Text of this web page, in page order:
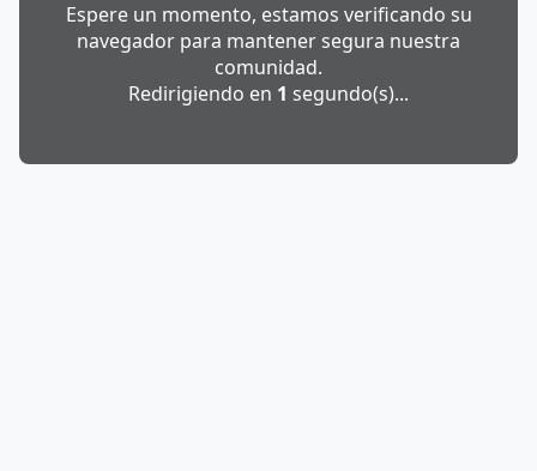
Espere un momento, estamos verificando su
navegador para mantener segura nuestra
comunidad.
Redirigiendo en 1 segundo(s)...